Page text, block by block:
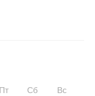
Пт Сб
Вс